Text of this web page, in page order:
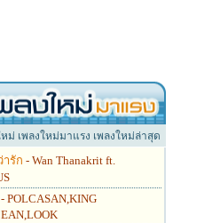
หม่ เพลงใหม่มาแรง เพลงใหม่ล่าสุด
ารัก - Wan Thanakrit ft.
- POLCASAN,KING